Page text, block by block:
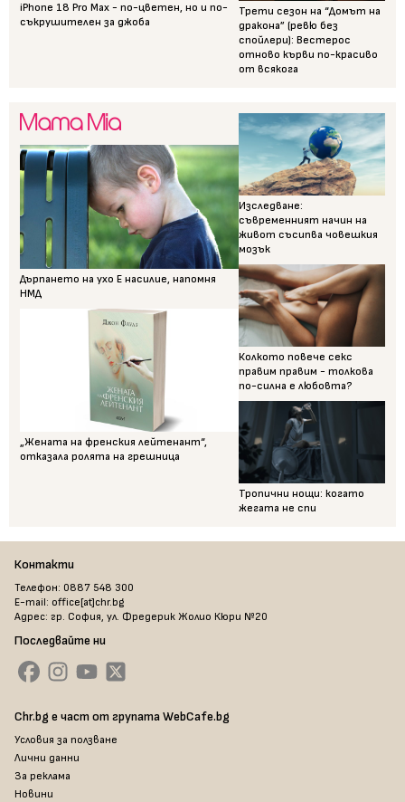
iPhone 18 Pro Max - по-цветен, но и по-
съкрушителен за джоба
Трети сезон на “Домът на
дракона” (ревю без
спойлери): Вестерос
отново кърви по-красиво
от всякога
Дърпането на ухо Е насилие, напомня
НМД
„Жената на френския лейтенант“,
отказала ролята на грешница
Изследване:
съвременният начин на
живот съсипва човешкия
мозък
Колкото повече секс
правим правим - толкова
по-силна е любовта?
Тропични нощи: когато
жегата не спи
Контакти
Телефон: 0887 548 300
E-mail: office[at]chr.bg
Адрес: гр. София, ул. Фредерик Жолио Кюри №20
Последвайте ни
Chr.bg е част от групата WebCafe.bg
Условия за ползване
Лични данни
За реклама
Новини